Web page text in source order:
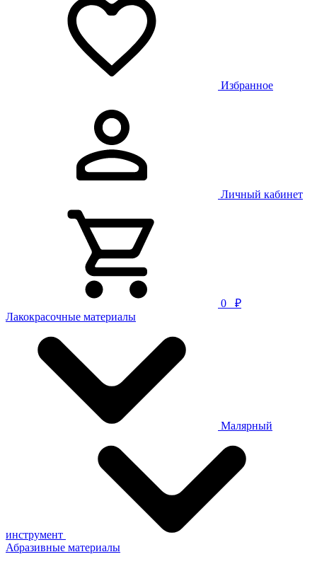
Избранное
Личный кабинет
0
₽
Лакокрасочные материалы
Малярный
инструмент
Абразивные материалы